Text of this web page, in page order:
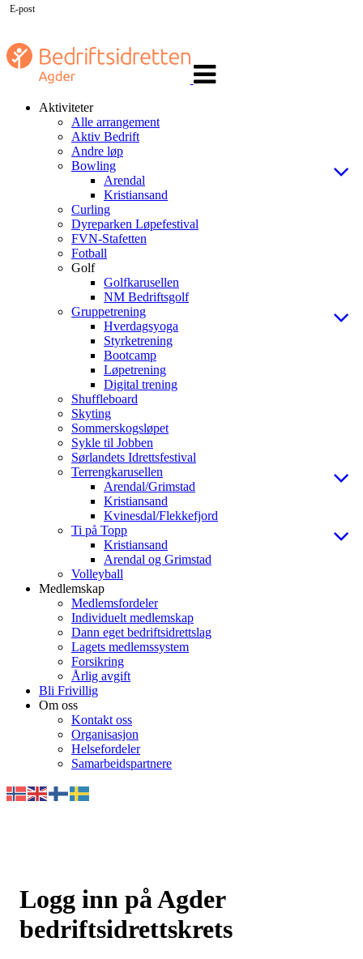
navigasjon
Aktiviteter
Alle arrangement
Aktiv Bedrift
Andre løp
Bowling
Arendal
Kristiansand
Curling
Dyreparken Løpefestival
FVN-Stafetten
Fotball
Golf
Golfkarusellen
NM Bedriftsgolf
Gruppetrening
Hverdagsyoga
Styrketrening
Bootcamp
Løpetrening
Digital trening
Shuffleboard
Skyting
Sommerskogsløpet
Sykle til Jobben
Sørlandets Idrettsfestival
Terrengkarusellen
Arendal/Grimstad
Kristiansand
Kvinesdal/Flekkefjord
Ti på Topp
Kristiansand
Arendal og Grimstad
Volleyball
Medlemskap
Medlemsfordeler
Individuelt medlemskap
Dann eget bedriftsidrettslag
Lagets medlemssystem
Forsikring
Årlig avgift
Bli Frivillig
Om oss
Kontakt oss
Organisasjon
Helsefordeler
Samarbeidspartnere
Logg inn på Agder
bedriftsidrettskrets
E-post